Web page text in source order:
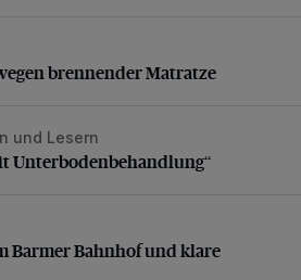
brennender Matratze
brennender Matratze
und Lesern
Unterbodenbehandlung“
Barmer Bahnhof und klare Ansage
Barmer Bahnhof und klare